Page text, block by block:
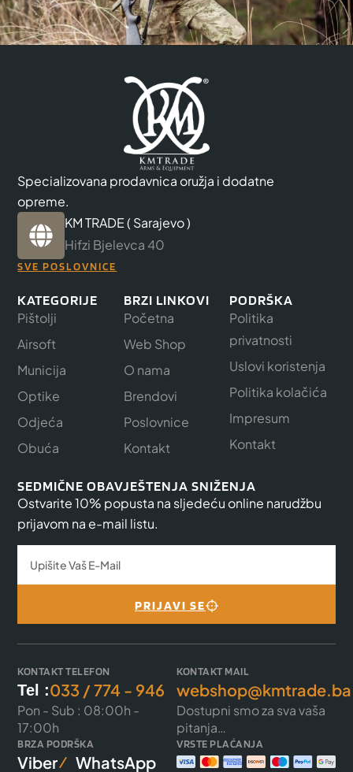
Specializovana prodavnica oružja i dodatne
opreme.
KM TRADE ( Sarajevo )
Hifzi Bjelevca 40
SVE POSLOVNICE
KATEGORIJE
Pištolji
Airsoft
Municija
Optike
Odjeća
Obuća
BRZI LINKOVI
Početna
Web Shop
O nama
Brendovi
Poslovnice
Kontakt
PODRŠKA
Politika
privatnosti
Uslovi koristenja
Politika kolačića
Impresum
Kontakt
SEDMIČNE OBAVJEŠTENJA SNIŽENJA
Ostvarite 10% popusta na sljedeću online narudžbu
prijavom na e-mail listu.
PRIJAVI SE
KONTAKT TELEFON
Tel :033 / 774 - 946
Pon - Sub : 08:00h -
17:00h
KONTAKT MAIL
webshop@kmtrade.ba
Dostupni smo za sva vaša
pitanja…
BRZA PODRŠKA
Viber WhatsApp
VRSTE PLAĆANJA